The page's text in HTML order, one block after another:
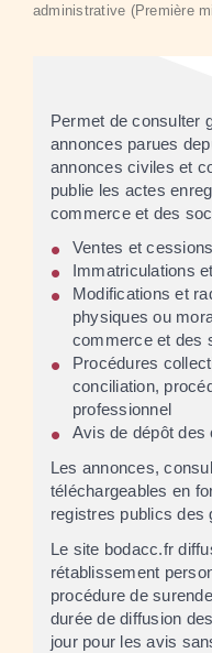
administrative (Première
Permet de consulter
annonces parues
annonces civiles et
publie les actes
commerce et des
Ventes et cessions
Immatriculations
Modifications et
physiques ou
commerce et des
Procédures
conciliation,
professionnel
Avis de dépôt
Les annonces,
téléchargeables en
registres publics des
Le site bodacc.fr
rétablissement
procédure de
durée de diffusion
jour pour les avis